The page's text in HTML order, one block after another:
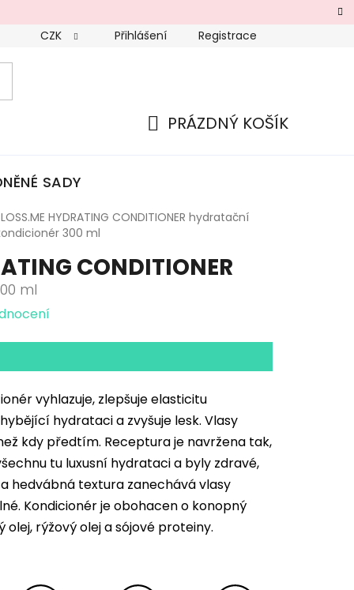
CZK Přihlášení Registrace
PRÁZDNÝ KOŠÍK
SADY
HYDRATING CONDITIONER hydratační
300 ml
CONDITIONER
ml
vyhlazuje, zlepšuje elasticitu
hydrataci a zvyšuje lesk. Vlasy
kdy předtím. Receptura je navržena tak,
tu luxusní hydrataci a byly zdravé,
hedvábná textura zanechává vlasy
Kondicionér je obohacen o konopný
olej, rýžový olej a sójové proteiny.